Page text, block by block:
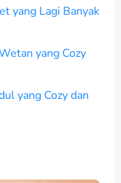
yang Lagi Banyak
yang Cozy
yang Cozy dan